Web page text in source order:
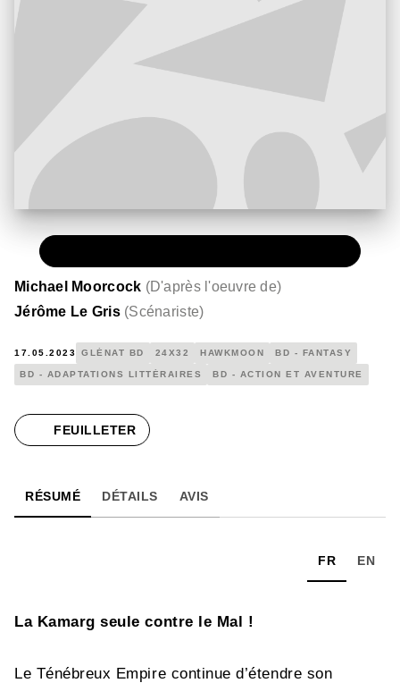
Michael Moorcock (D'après l'oeuvre de)
Jérôme Le Gris (Scénariste)
17.05.2023 GLÉNAT BD 24X32 HAWKMOON BD - FANTASY
BD - ADAPTATIONS LITTÉRAIRES BD - ACTION ET AVENTURE
FEUILLETER
RÉSUMÉ DÉTAILS AVIS
FR EN
La Kamarg seule contre le Mal !
Le Ténébreux Empire continue d’étendre son